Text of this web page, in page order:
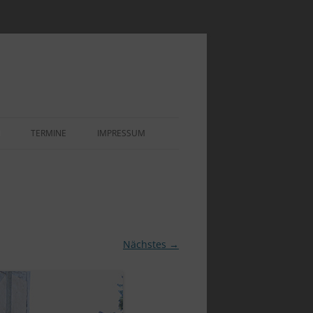
„AUSSTELLUNG
UND
TERMINE IMPRESSUM
Nächstes →